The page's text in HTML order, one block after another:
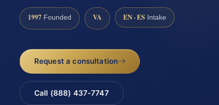
1997 Founded VA EN · ES Intake
Request a consultation
Call (888) 437-7747